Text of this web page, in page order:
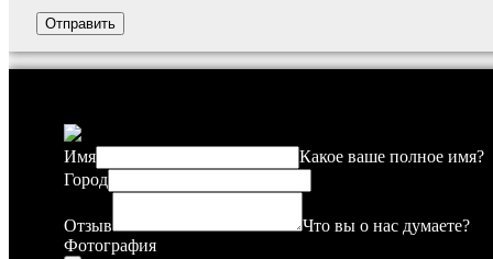
Имя
Какое ваше полное имя?
Город
Отзыв
Что вы о нас думаете?
Фотография